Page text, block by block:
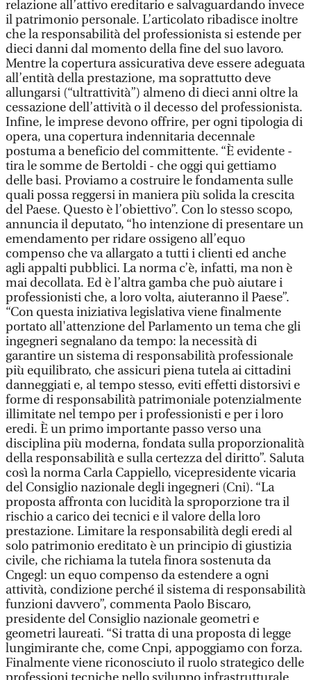
relazione all’attivo ereditario e salvaguardando invece
il patrimonio personale. L’articolato ribadisce inoltre
che la responsabilità del professionista si estende per
dieci danni dal momento della fine del suo lavoro.
Mentre la copertura assicurativa deve essere adeguata
all’entità della prestazione, ma soprattutto deve
allungarsi (“ultrattività”) almeno di dieci anni oltre la
cessazione dell’attività o il decesso del professionista.
Infine, le imprese devono offrire, per ogni tipologia di
opera, una copertura indennitaria decennale
postuma a beneficio del committente. “È evidente -
tira le somme de Bertoldi - che oggi qui gettiamo
delle basi. Proviamo a costruire le fondamenta sulle
quali possa reggersi in maniera più solida la crescita
del Paese. Questo è l’obiettivo”. Con lo stesso scopo,
annuncia il deputato, “ho intenzione di presentare un
emendamento per ridare ossigeno all’equo
compenso che va allargato a tutti i clienti ed anche
agli appalti pubblici. La norma c’è, infatti, ma non è
mai decollata. Ed è l’altra gamba che può aiutare i
professionisti che, a loro volta, aiuteranno il Paese”.
“Con questa iniziativa legislativa viene finalmente
portato all'attenzione del Parlamento un tema che gli
ingegneri segnalano da tempo: la necessità di
garantire un sistema di responsabilità professionale
più equilibrato, che assicuri piena tutela ai cittadini
danneggiati e, al tempo stesso, eviti effetti distorsivi e
forme di responsabilità patrimoniale potenzialmente
illimitate nel tempo per i professionisti e per i loro
eredi. È un primo importante passo verso una
disciplina più moderna, fondata sulla proporzionalità
della responsabilità e sulla certezza del diritto”. Saluta
così la norma Carla Cappiello, vicepresidente vicaria
del Consiglio nazionale degli ingegneri (Cni). “La
proposta affronta con lucidità la sproporzione tra il
rischio a carico dei tecnici e il valore della loro
prestazione. Limitare la responsabilità degli eredi al
solo patrimonio ereditato è un principio di giustizia
civile, che richiama la tutela finora sostenuta da
Cngegl: un equo compenso da estendere a ogni
attività, condizione perché il sistema di responsabilità
funzioni davvero”, commenta Paolo Biscaro,
presidente del Consiglio nazionale geometri e
geometri laureati. “Si tratta di una proposta di legge
lungimirante che, come Cnpi, appoggiamo con forza.
Finalmente viene riconosciuto il ruolo strategico delle